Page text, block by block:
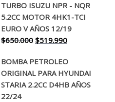
actual
es:
$94.990.
TURBO ISUZU NPR - NQR
5.2CC MOTOR 4HK1-TCI
EURO V AÑOS 12/19
$650.000 El
original
era:
$650.000.
$519.990El
actual
es:
$519.990.
BOMBA PETROLEO
ORIGINAL PARA HYUNDAI
STARIA 2.2CC D4HB AÑOS
22/24